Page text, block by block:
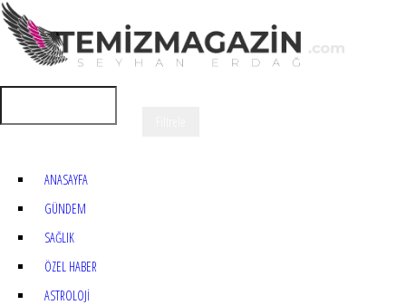
ANASAYFA
GÜNDEM
SAĞLIK
ÖZEL HABER
ASTROLOJİ